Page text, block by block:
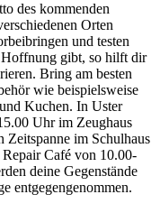
des kommenden
Orten
und testen
Hoffnung gibt, so hilft dir
Bring am besten
wie beispielsweise
Kuchen. In Uster
Uhr im Zeughaus
im Schulhaus
Café von 10.00-
deine Gegenstände
entgegengenommen.